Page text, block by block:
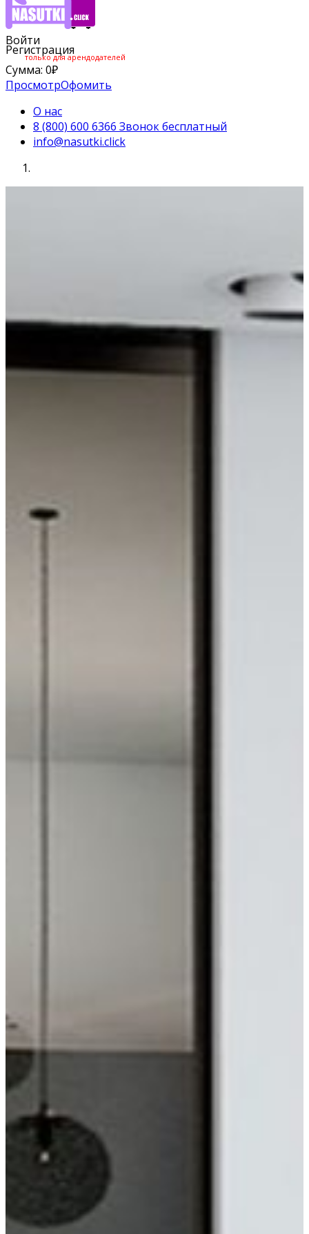
Войти
Регистрация
только для арендодателей
Сумма: 0₽
ПросмотрОфомить
О нас
8 (800) 600 6366 Звонок бесплатный
info@nasutki.click